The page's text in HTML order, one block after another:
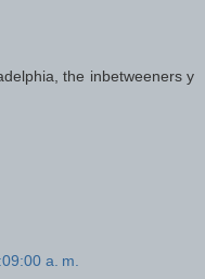
the inbetweeners y
a. m.